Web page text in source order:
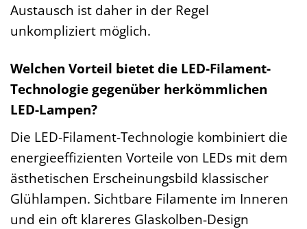
Austausch ist daher in der Regel
unkompliziert möglich.
Welchen Vorteil bietet die LED-Filament-
Technologie gegenüber herkömmlichen
LED-Lampen?
Die LED-Filament-Technologie kombiniert die
energieeffizienten Vorteile von LEDs mit dem
ästhetischen Erscheinungsbild klassischer
Glühlampen. Sichtbare Filamente im Inneren
und ein oft klareres Glaskolben-Design